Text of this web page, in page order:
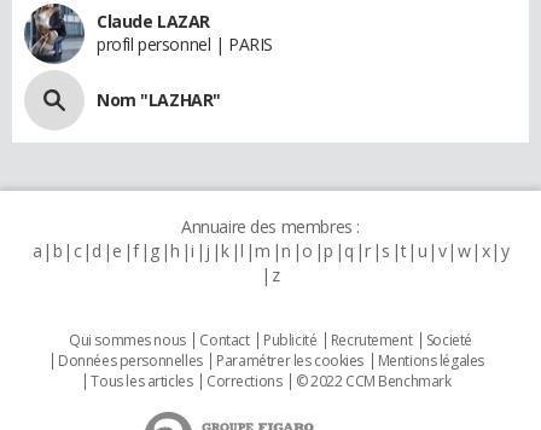
Claude LAZAR
profil personnel | PARIS
Nom "LAZHAR"
Annuaire des membres :
a b c d e f g h i j k l m n o p q r s t u v w x y
z
Qui sommes nous Contact Publicité Recrutement
Societé
Données personnelles
Paramétrer les cookies
Mentions légales
Tous les articles
Corrections © 2022 CCM Benchmark